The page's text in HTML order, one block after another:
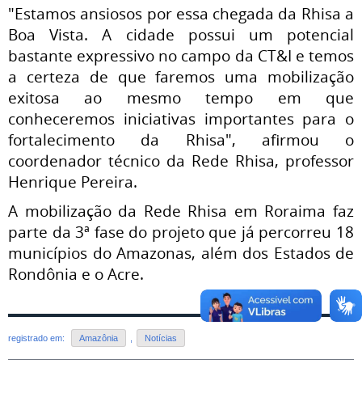
"Estamos ansiosos por essa chegada da Rhisa a
Boa Vista. A cidade possui um potencial
bastante expressivo no campo da CT&I e temos
a certeza de que faremos uma mobilização
exitosa ao mesmo tempo em que
conheceremos iniciativas importantes para o
fortalecimento da Rhisa", afirmou o
coordenador técnico da Rede Rhisa, professor
Henrique Pereira.
A mobilização da Rede Rhisa em Roraima faz
parte da 3ª fase do projeto que já percorreu 18
municípios do Amazonas, além dos Estados de
Rondônia e o Acre.
registrado em: Amazônia Notícias